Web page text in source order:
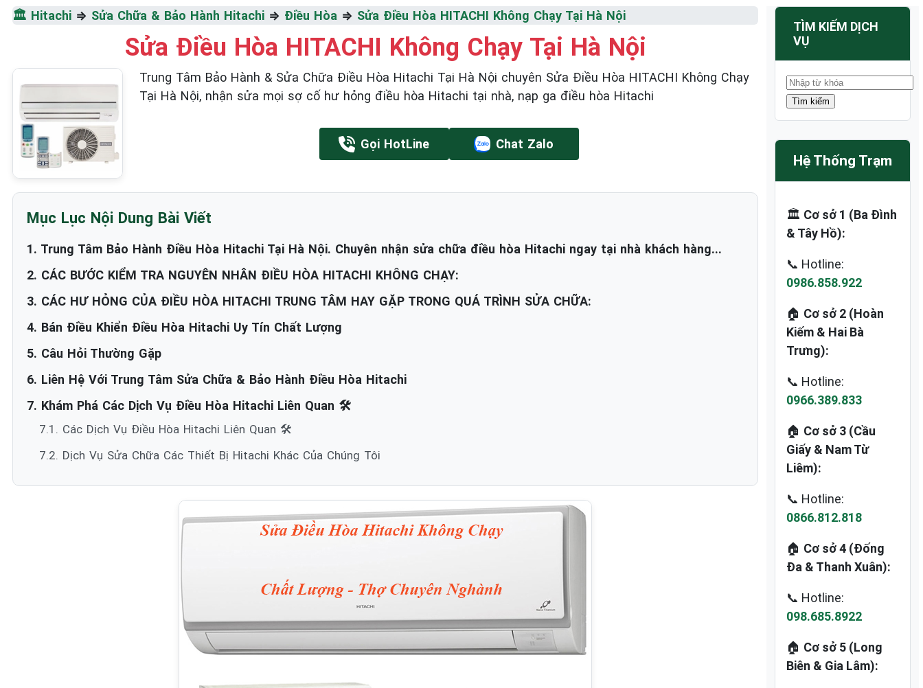
HITACHI
☎️ 09.86.85.89.22
🏛️ Hitachi ⇒ Sửa Chữa & Bảo Hành Hitachi ⇒ Điều Hòa ⇒ Sửa Điều Hòa HITACHI Không Chạy Tại Hà Nội
Sửa Điều Hòa HITACHI Không Chạy Tại Hà Nội
Trung Tâm Bảo Hành & Sửa Chữa Điều Hòa Hitachi Tại Hà Nội chuyên Sửa Điều Hòa HITACHI Không Chạy
Tại Hà Nội, nhận sửa mọi sợ cố hư hỏng điều hòa Hitachi tại nhà, nạp ga điều hòa Hitachi
Gọi HotLine Chat Zalo
Mục Lục Nội Dung Bài Viết
1. Trung Tâm Bảo Hành Điều Hòa Hitachi Tại Hà Nội. Chuyên nhận sửa chữa điều hòa Hitachi ngay tại nhà khách hàng...
2. CÁC BƯỚC KIỂM TRA NGUYÊN NHÂN ĐIỀU HÒA HITACHI KHÔNG CHẠY:
3. CÁC HƯ HỎNG CỦA ĐIỀU HÒA HITACHI TRUNG TÂM HAY GẶP TRONG QUÁ TRÌNH SỬA CHỮA:
4. Bán Điều Khiển Điều Hòa Hitachi Uy Tín Chất Lượng
5. Câu Hỏi Thường Gặp
6. Liên Hệ Với Trung Tâm Sửa Chữa & Bảo Hành Điều Hòa Hitachi
7. Khám Phá Các Dịch Vụ Điều Hòa Hitachi Liên Quan 🛠️
7.1. Các Dịch Vụ Điều Hòa Hitachi Liên Quan 🛠️
7.2. Dịch Vụ Sửa Chữa Các Thiết Bị Hitachi Khác Của Chúng Tôi
TÌM KIẾM DỊCH
VỤ
Hệ Thống Trạm
🏛️ Cơ sở 1 (Ba Đình
& Tây Hồ):
📞 Hotline:
0986.858.922
🏠 Cơ sở 2 (Hoàn
Kiếm & Hai Bà
Trưng):
📞 Hotline:
0966.389.833
🏠 Cơ sở 3 (Cầu
Giấy & Nam Từ
Liêm):
📞 Hotline:
0866.812.818
🏠 Cơ sở 4 (Đống
Đa & Thanh Xuân):
📞 Hotline:
098.685.8922
🏠 Cơ sở 5 (Long
Biên & Gia Lâm):